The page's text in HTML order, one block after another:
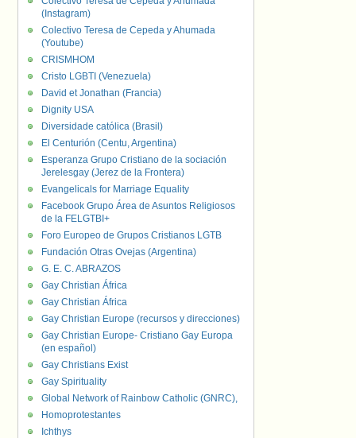
(Instagram)
Colectivo Teresa de Cepeda y Ahumada
(Youtube)
CRISMHOM
Cristo LGBTI (Venezuela)
David et Jonathan (Francia)
Dignity USA
Diversidade católica (Brasil)
El Centurión (Centu, Argentina)
Esperanza Grupo Cristiano de la sociación
Jerelesgay (Jerez de la Frontera)
Evangelicals for Marriage Equality
Facebook Grupo Área de Asuntos Religiosos
de la FELGTBI+
Foro Europeo de Grupos Cristianos LGTB
Fundación Otras Ovejas (Argentina)
G. E. C. ABRAZOS
Gay Christian África
Gay Christian África
Gay Christian Europe (recursos y direcciones)
Gay Christian Europe- Cristiano Gay Europa
(en español)
Gay Christians Exist
Gay Spirituality
Global Network of Rainbow Catholic (GNRC),
Homoprotestantes
Ichthys